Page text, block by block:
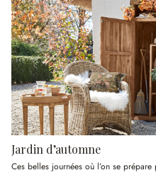
Jardin d’automne